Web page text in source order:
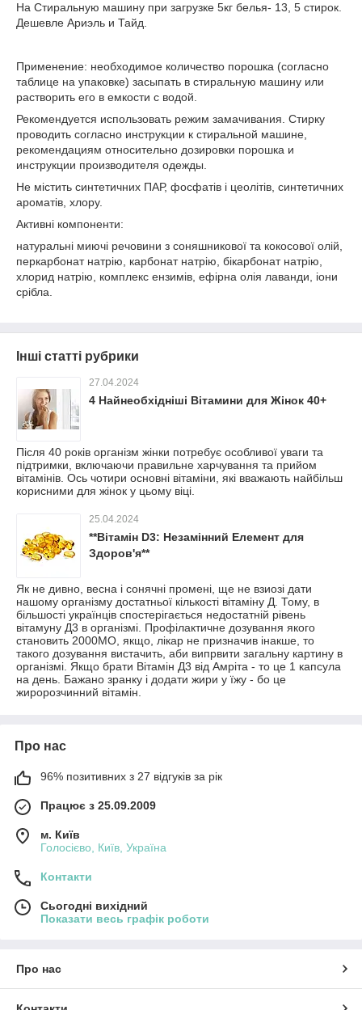
На Стиральную машину при загрузке 5кг белья- 13, 5 стирок.
Дешевле Ариэль и Тайд.
Применение: необходимое количество порошка (согласно
таблице на упаковке) засыпать в стиральную машину или
растворить его в емкости с водой.
Рекомендуется использовать режим замачивания. Стирку
проводить согласно инструкции к стиральной машине,
рекомендациям относительно дозировки порошка и
инструкции производителя одежды.
Не містить синтетичних ПАР, фосфатів і цеолітів, синтетичних
ароматів, хлору.
Активні компоненти:
натуральні миючі речовини з соняшникової та кокосової олій,
перкарбонат натрію, карбонат натрію, бікарбонат натрію,
хлорид натрію, комплекс ензимів, ефірна олія лаванди, іони
срібла.
Інші статті рубрики
27.04.2024
4 Найнеобхідніші Вітамини для Жінок 40+
Після 40 років організм жінки потребує особливої уваги та
підтримки, включаючи правильне харчування та прийом
вітамінів. Ось чотири основні вітаміни, які вважають найбільш
корисними для жінок у цьому віці.
25.04.2024
**Вітамін D3: Незамінний Елемент для
Здоров'я**
Як не дивно, весна і сонячні промені, ще не взиозі дати
нашому організму достатньої кількості вітаміну Д. Тому, в
більшості українців спостерігається недостатній рівень
вітамуну Д3 в організмі. Профілактичне дозування якого
становить 2000МО, якщо, лікар не призначив інакше, то
такого дозування вистачить, аби випрвити загальну картину в
організмі. Якщо брати Вітамін Д3 від Амріта - то це 1 капсула
на день. Бажано зранку і додати жири у їжу - бо це
жиророзчинний вітамін.
Про нас
96% позитивних з 27 відгуків за рік
Працює з 25.09.2009
м. Київ
Голосієво, Київ, Україна
Контакти
Сьогодні вихідний
Показати весь графік роботи
Про нас